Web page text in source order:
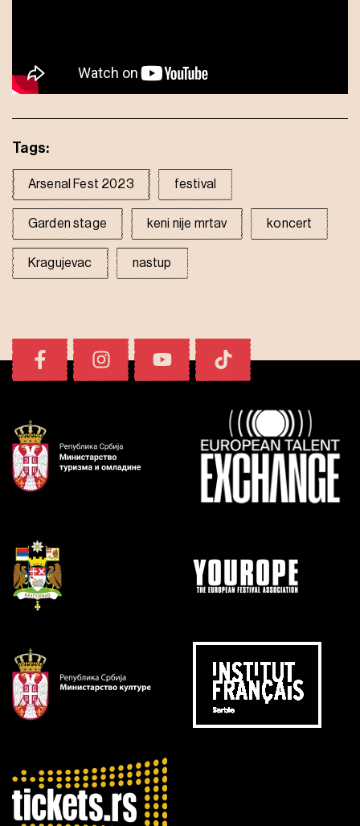
Tags:
Arsenal Fest 2023 festival
Garden stage keni nije mrtav koncert
Kragujevac nastup